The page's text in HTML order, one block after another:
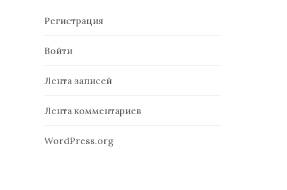
Регистрация
Войти
Лента записей
Лента комментариев
WordPress.org